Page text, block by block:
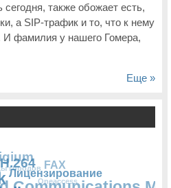
сегодня, также обожает есть,
а SIP-трафик и то, что к нему
И фамилия у нашего Гомера,
Еще »